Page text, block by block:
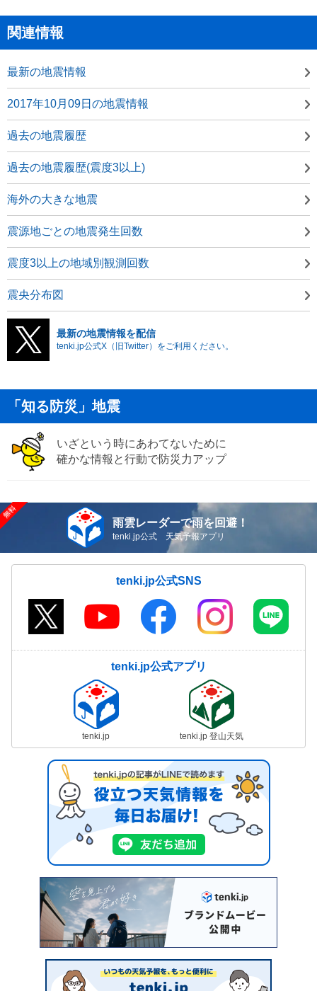
関連情報
最新の地震情報
2017年10月09日の地震情報
過去の地震履歴
過去の地震履歴(震度3以上)
海外の大きな地震
震源地ごとの地震発生回数
震度3以上の地域別観測回数
震央分布図
最新の地震情報を配信
tenki.jp公式X（旧Twitter）をご利用ください。
「知る防災」地震
いざという時にあわてないために
確かな情報と行動で防災力アップ
雨雲レーダーで雨を回避！
tenki.jp公式 天気予報アプリ
tenki.jp公式SNS
tenki.jp公式アプリ
tenki.jp tenki.jp 登山天気